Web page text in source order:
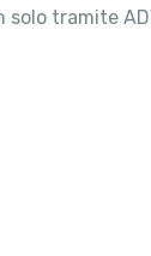
solo tramite